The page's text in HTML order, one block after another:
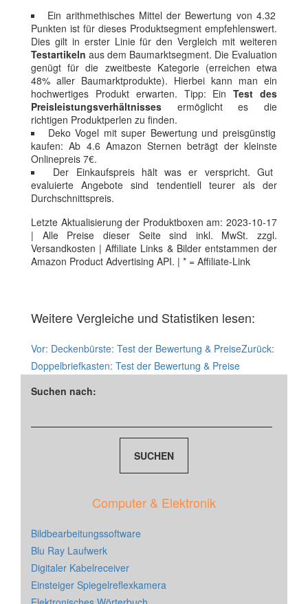
Ein arithmethisches Mittel der Bewertung von 4.32
Punkten ist für dieses Produktsegment empfehlenswert.
Dies gilt in erster Linie für den Vergleich mit weiteren
Testartikeln aus dem Baumarktsegment. Die Evaluation
genügt für die zweitbeste Kategorie (erreichen etwa
48% aller Baumarktprodukte). Hierbei kann man ein
hochwertiges Produkt erwarten. Tipp: EinTest des
Preisleistungsverhältnisses ermöglicht es die
richtigen Produktperlen zu finden.
Deko Vogel mit super Bewertung und preisgünstig
kaufen: Ab 4.6 Amazon Sternen beträgt der kleinste
Onlinepreis 7€.
Der Einkaufspreis hält was er verspricht. Gut
evaluierte Angebote sind tendentiell teurer als der
Durchschnittspreis.
Letzte Aktualisierung der Produktboxen am: 2023-10-17
| Alle Preise dieser Seite sind inkl. MwSt. zzgl.
Versandkosten | Affiliate Links & Bilder entstammen der
Amazon Product Advertising API. | * = Affiliate-Link
Weitere Vergleiche und Statistiken lesen:
Vor: Deckenbürste: Test der Bewertung & PreiseZurück:
Doppelbriefkasten: Test der Bewertung & Preise
Suchen nach:
Computer & Elektronik
Bildbearbeitungssoftware
Blu Ray Laufwerk
Digitaler Kabelreceiver
Einsteiger Spiegelreflexkamera